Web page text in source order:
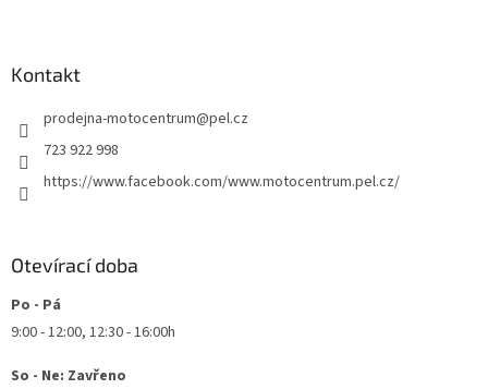
Kontakt
prodejna-motocentrum@pel.cz
723 922 998
https://www.facebook.com/www.motocentrum.pel.cz/
Otevírací doba
Po - Pá
9:00 - 12:00, 12:30 - 16:00h
So - Ne: Zavřeno